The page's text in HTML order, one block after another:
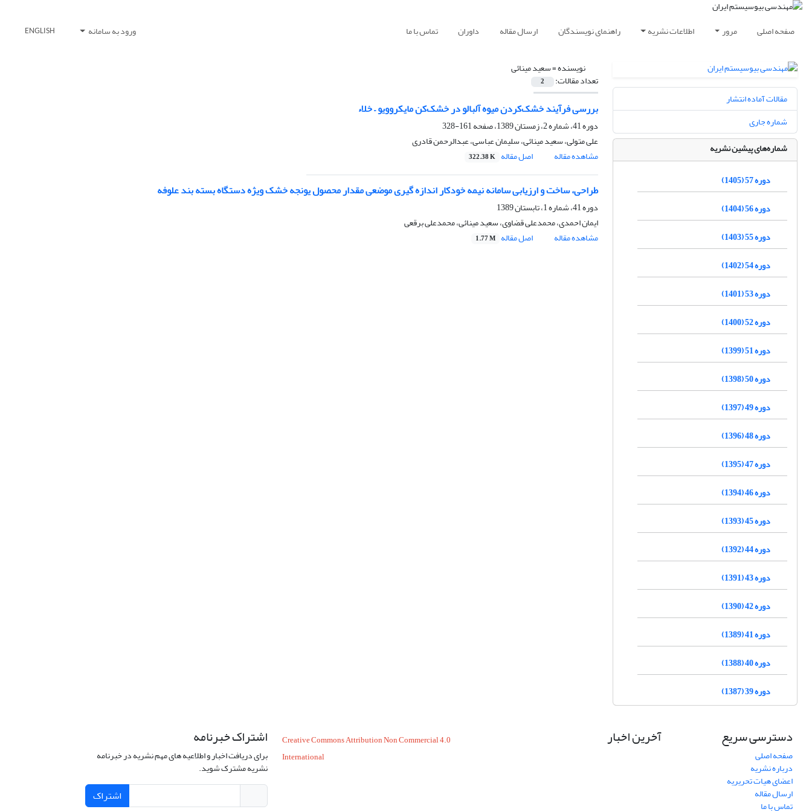
صفحه اصلی مرور اطلاعات نشریه راهنمای نویسندگان ارسال مقاله داوران تماس با ما ورود به سامانه ENGLISH
نویسنده =سعید مینائی
تعداد مقالات: 2
بررسی فرآیند خشک‌کردن میوه آلبالو در خشک‌کن مایکروویو – خلاء
دوره 41، شماره 2، زمستان 1389، صفحه
161-328
علی متولی، سعید مینائی، سلیمان عباسی، عبدالرحمن قادری
مشاهده مقاله
اصل مقاله 322.38 K
طراحی، ساخت و ارزیابی سامانه نیمه خودکار اندازه گیری موضعی مقدار محصول یونجه خشک ویژه دستگاه بسته بند علوفه
دوره 41، شماره 1، تابستان 1389
ایمان احمدی، محمدعلی قضاوی، سعید مینائی، محمدعلی برقعی
مشاهده مقاله
اصل مقاله 1.77 M
مقالات آماده انتشار
شماره جاری
شماره‌های پیشین نشریه
دوره 57 (1405)
دوره 56 (1404)
دوره 55 (1403)
دوره 54 (1402)
دوره 53 (1401)
دوره 52 (1400)
دوره 51 (1399)
دوره 50 (1398)
دوره 49 (1397)
دوره 48 (1396)
دوره 47 (1395)
دوره 46 (1394)
دوره 45 (1393)
دوره 44 (1392)
دوره 43 (1391)
دوره 42 (1390)
دوره 41 (1389)
دوره 40 (1388)
دوره 39 (1387)
دسترسی سریع
صفحه اصلی
درباره نشریه
اعضای هیات تحریریه
ارسال مقاله
تماس با ما
آخرین اخبار
Creative Commons Attribution Non Commercial 4.0
International
اشتراک خبرنامه
برای دریافت اخبار و اطلاعیه های مهم نشریه در خبرنامه
نشریه مشترک شوید.
اشتراک